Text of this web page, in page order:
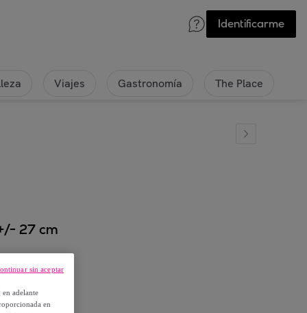
Identificarme
Viajes Gastronomía The Place
27 cm
adelante
en
sin aceptar